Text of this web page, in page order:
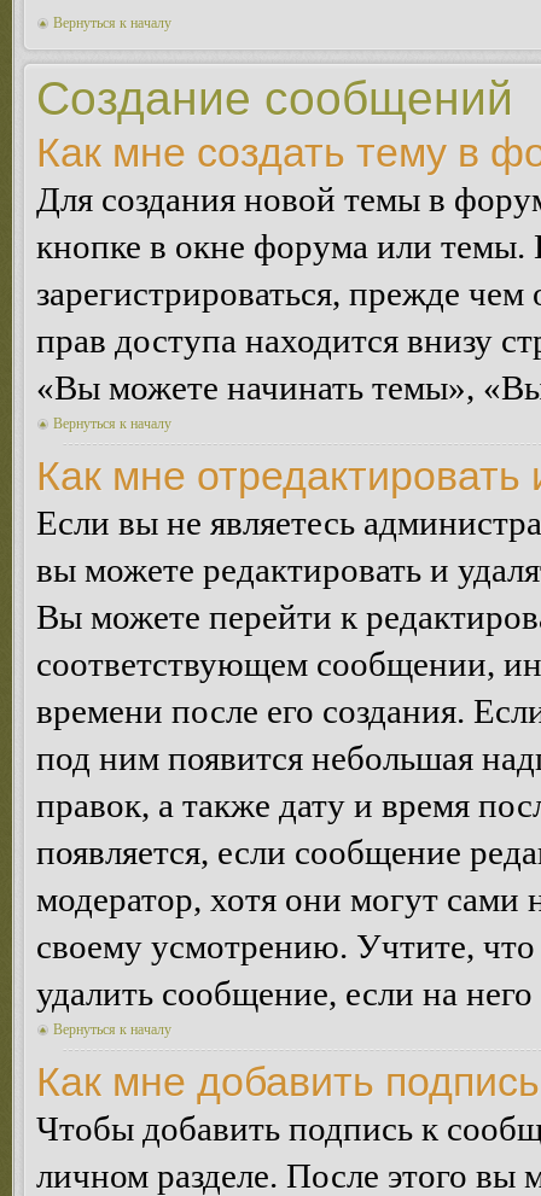
Вернуться к началу
Создание сообщений
Как мне создать тему в
Для создания новой темы в
кнопке в окне форума или
зарегистрироваться, прежде
прав доступа находится внизу
«Вы можете начинать темы»,
Вернуться к началу
Как мне
Если вы не являетесь
вы можете редактировать и
Вы можете перейти к
соответствующем сообщении,
времени после его создания.
под ним появится небольшая
правок, а также дату и время
появляется, если сообщение
модератор, хотя они могут сами
своему усмотрению. Учтите,
удалить сообщение, если на
Вернуться к началу
Как мне добавить
Чтобы добавить подпись к
личном разделе. После этого